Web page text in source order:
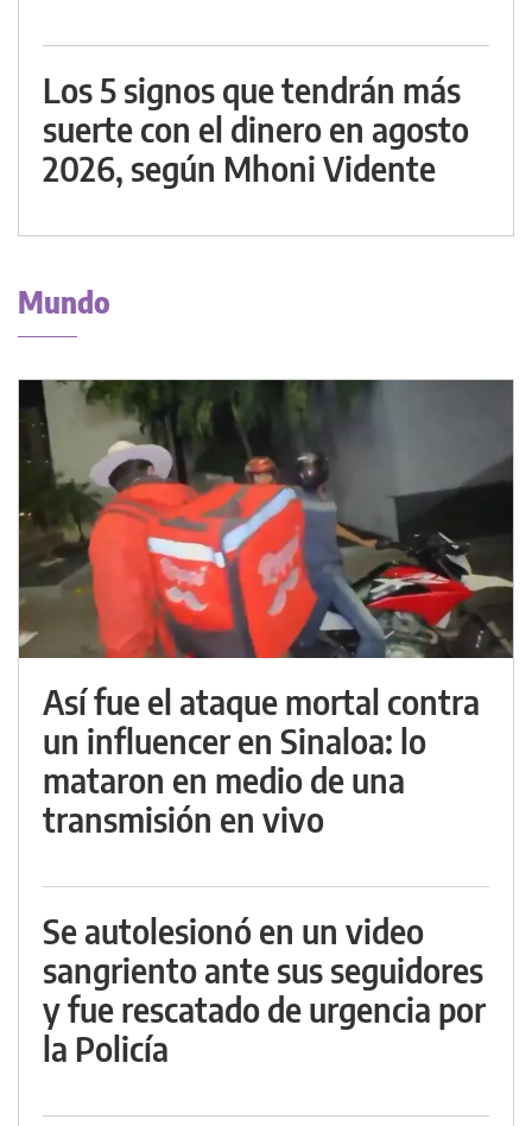
Los 5 signos que tendrán más
suerte con el dinero en agosto
2026, según Mhoni Vidente
Mundo
Así fue el ataque mortal contra
un influencer en Sinaloa: lo
mataron en medio de una
transmisión en vivo
Se autolesionó en un video
sangriento ante sus seguidores
y fue rescatado de urgencia por
la Policía